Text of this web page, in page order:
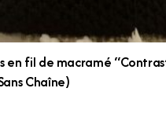
en fil de macramé
Chaîne)